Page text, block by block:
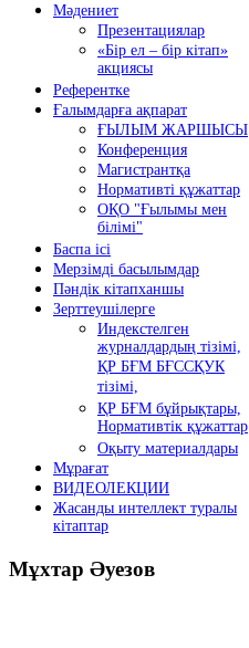
Мәдениет
Презентациялар
«Бір ел – бір кітап»
акциясы
Референтке
Ғалымдарға ақпарат
ҒЫЛЫМ ЖАРШЫСЫ
Конференция
Магистрантқа
Нормативті құжаттар
ОҚО "Ғылымы мен
білімі"
Баспа ісі
Мерзімді басылымдар
Пәндік кітапханшы
Зерттеушілерге
Индекстелген
журналдардың тізімі,
ҚР БҒМ БҒССҚУК
тізімі,
ҚР БҒМ бұйрықтары,
Нормативтік құжаттар
Оқыту материалдары
Мұрағат
ВИДЕОЛЕКЦИИ
Жасанды интеллект туралы
кітаптар
Мұхтар Әуезов